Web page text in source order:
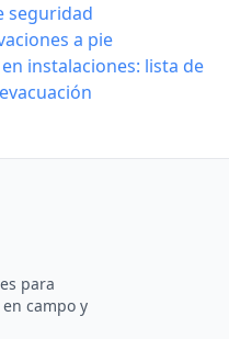
seguridad
a pie
instalaciones: lista de
para
campo y